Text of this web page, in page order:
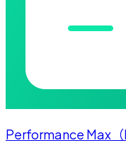
Performance Max